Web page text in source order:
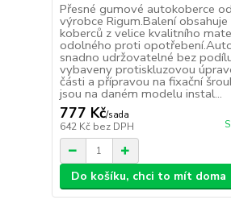
Přesné gumové autokoberce
výrobce Rigum.Balení obsahuje
koberců z velice kvalitního
odolného proti
snadno udržovatelné bez
vybaveny protiskluzovou
části a přípravou na fixační
jsou na daném modelu instal...
777 Kč/sada
642 Kč bez DPH
Do košíku, chci to mít doma